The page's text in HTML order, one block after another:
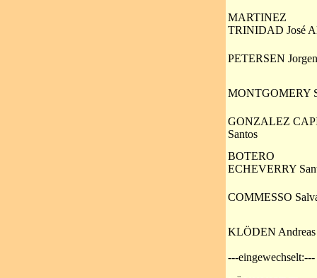
MARTINEZ
TRINIDAD José
PETERSEN
MONTGOMERY
GONZALEZ
Santos
BOTERO
ECHEVERRY
COMMESSO
KLÖDEN Andreas
---eingewechselt:---